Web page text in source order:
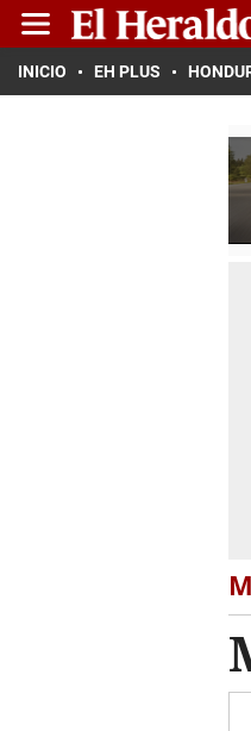
INICIO EH PLUS